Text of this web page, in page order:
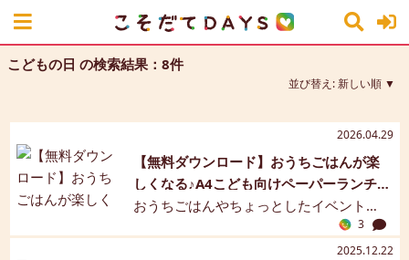
こどもの日 の検索結果：8件
並び替え:新しい順
【無料ダウンロード】おうちごはんが楽
しくなる♪A4こども向けペーパーランチョ
ンマット
おうちごはんやちょっとしたイベント
を、今すぐ楽しくしたい方へ。 こどもが
喜ぶペーパーランチョンマットのA4テン
2026.04.29
3
2025.12.22